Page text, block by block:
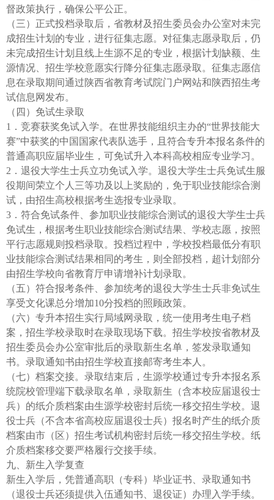
督政策执行，确保公平公正。
（三）正式投档录取后，省教材及招生委员会办公室对未完
成招生计划的专业，进行征集志愿。对征集志愿录取后，仍
未完成招生计划且线上生源不足的专业，根据计划缺额、生
源情况、招生学校意愿实行降分征集志愿录取。征集志愿信
息在录取期间通过陕西省教育考试院门户网站和陕西招生考
试信息网发布。
（四）免试生录取
1．竞赛获奖免试入学。在世界技能组织主办的“世界技能大
赛”中获奖的中国国家代表队选手，且符合专升本报名条件的
普通高职应届毕业生，可免试升入本科高校相应专业学习。
2．退役大学生士兵立功免试入学。退役大学生士兵免试生服
役期间荣立个人三等功及以上奖励的，免于职业技能综合测
试，由招生高校根据考生选报专业录取。
3．符合免试条件、参加职业技能综合测试的退役大学生士兵
免试生，根据考生职业技能综合测试结果、学校志愿，按照
平行志愿规则投档录取。投档过程中，学校投档最低分有职
业技能综合测试结果相同的考生，则全部投档，超计划部分
由招生学校向省教育厅申请增补计划录取。
（五）符合报考条件、参加统考的退役大学生士兵非免试生
享受文化课总分增加10分投档的照顾政策。
（六）专升本招生实行局域网录取，统一使用考生电子档
案，招生学校录取时在录取现场下载。招生学校按省教材及
招生委员会办公室审批后的录取新生名单，签发录取通知
书。录取通知书由招生学校直接邮寄考生本人。
（七）档案交接。录取结束后，生源学校通过专升本报名系
统院校管理端下载录取名单，录取新生（含本校应届退役士
兵）的纸介质档案由生源学校密封后统一移交招生学校。退
役士兵（不含本省高校应届退役士兵）报名时产生的纸介质
档案由市（区）招生考试机构密封后统一移交招生学校。纸
介质档案移交要严格履行交接手续。
九、新生入学复查
新生入学后，凭普通高职（专科）毕业证书、录取通知书
（退役士兵还须提供入伍通知书、退役证）办理入学手续。